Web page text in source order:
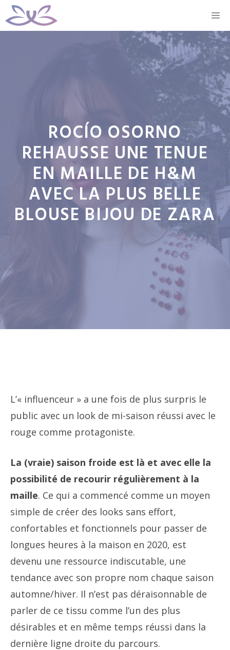
Aller
au
ROCÍO OSORNO
REHAUSSE UNE TENUE
EN MAILLE DE H&M
AVEC LA PLUS BELLE
BLOUSE BIJOU DE ZARA
L’« influenceur » a une fois de plus surpris le
public avec un look de mi-saison réussi avec le
rouge comme protagoniste.
La (vraie) saison froide est là et avec elle la
possibilité de recourir régulièrement à la
maille. Ce qui a commencé comme un moyen
simple de créer des looks sans effort,
confortables et fonctionnels pour passer de
longues heures à la maison en 2020, est
devenu une ressource indiscutable, une
tendance avec son propre nom chaque saison
automne/hiver. Il n’est pas déraisonnable de
parler de ce tissu comme l’un des plus
désirables et en même temps réussi dans la
dernière ligne droite du parcours.